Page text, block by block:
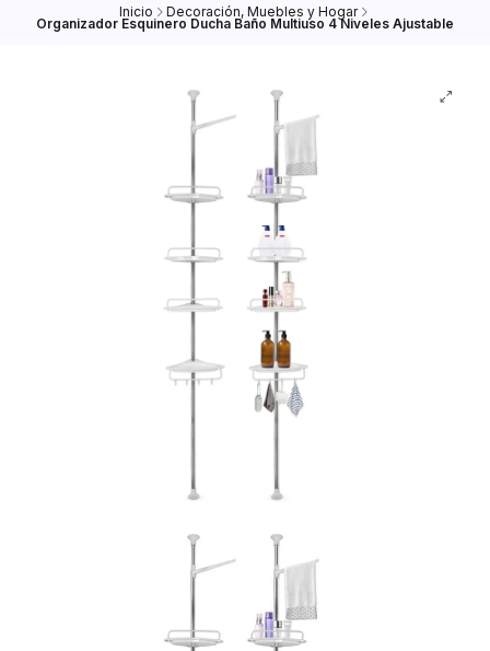
Inicio Decoración, Muebles y Hogar
Organizador Esquinero Ducha Baño Multiuso 4 Niveles Ajustable